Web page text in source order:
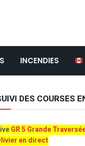
INCENDIES
DES COURSES
GR 5 Grande
en direct